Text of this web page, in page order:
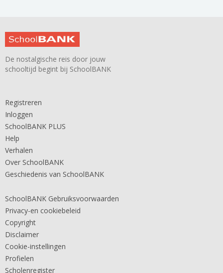
De nostalgische reis door jouw
schooltijd begint bij SchoolBANK
Registreren
Inloggen
SchoolBANK PLUS
Help
Verhalen
Over SchoolBANK
Geschiedenis van SchoolBANK
SchoolBANK Gebruiksvoorwaarden
Privacy-en cookiebeleid
Copyright
Disclaimer
Cookie-instellingen
Profielen
Scholenregister